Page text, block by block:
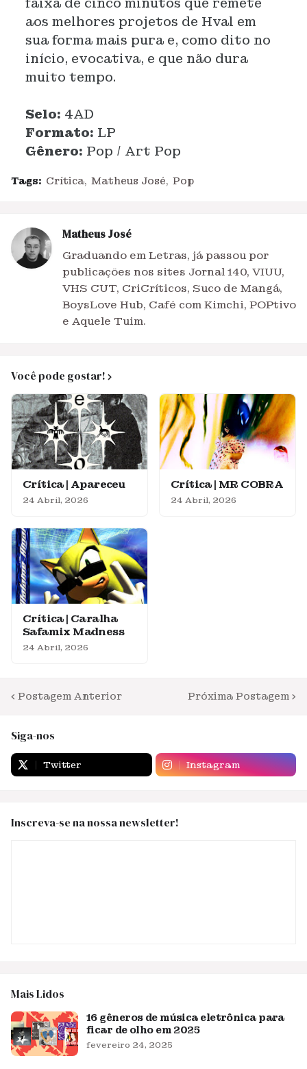
aos melhores projetos de Hval em
sua forma mais pura e, como dito no
início, evocativa, e que não dura
muito tempo.
Selo: 4AD
Formato: LP
Gênero: Pop / Art Pop
Tags: Crítica Matheus José Pop
Matheus José
Graduando em Letras, já passou por
publicações nos sites Jornal 140, VIUU,
VHS CUT, CriCríticos, Suco de Mangá,
BoysLove Hub, Café com Kimchi, POPtivo
e Aquele Tuim.
Você pode gostar!
Crítica | Apareceu
24 Abril, 2026
Crítica | MR COBRA
24 Abril, 2026
Crítica | Caralha
Safamix Madness
24 Abril, 2026
Postagem Anterior Próxima Postagem
Siga-nos
Twitter Instagram
Inscreva-se na nossa newsletter!
Mais Lidos
16 gêneros de música eletrônica para
ficar de olho em 2025
fevereiro 24, 2025